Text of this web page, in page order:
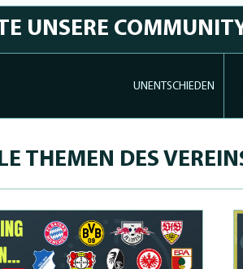
UNSERE
UNENTSCHIEDEN
THEMEN DES